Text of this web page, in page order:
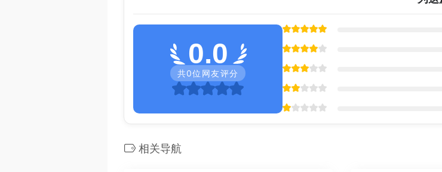
0.0
共0位网友评分
相关导航